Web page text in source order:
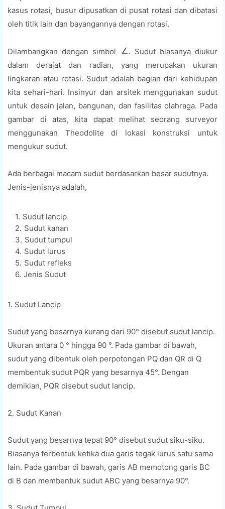
kasus rotasi, busur dipusatkan di pusat rotasi dan dibatasi
oleh titik lain dan bayangannya dengan rotasi.
Dilambangkan dengan simbol ∠. Sudut biasanya diukur
dalam derajat dan radian, yang merupakan ukuran
lingkaran atau rotasi. Sudut adalah bagian dari kehidupan
kita sehari-hari. Insinyur dan arsitek menggunakan sudut
untuk desain jalan, bangunan, dan fasilitas olahraga. Pada
gambar di atas, kita dapat melihat seorang surveyor
menggunakan Theodolite di lokasi konstruksi untuk
mengukur sudut.
Ada berbagai macam sudut berdasarkan besar sudutnya.
Jenis-jenisnya adalah,
Sudut lancip
Sudut kanan
Sudut tumpul
Sudut lurus
Sudut refleks
Jenis Sudut
1. Sudut Lancip
Sudut yang besarnya kurang dari 90° disebut sudut lancip.
Ukuran antara 0 ° hingga 90 °. Pada gambar di bawah,
sudut yang dibentuk oleh perpotongan PQ dan QR di Q
membentuk sudut PQR yang besarnya 45°. Dengan
demikian, PQR disebut sudut lancip.
2. Sudut Kanan
Sudut yang besarnya tepat 90° disebut sudut siku-siku.
Biasanya terbentuk ketika dua garis tegak lurus satu sama
lain. Pada gambar di bawah, garis AB memotong garis BC
di B dan membentuk sudut ABC yang besarnya 90°.